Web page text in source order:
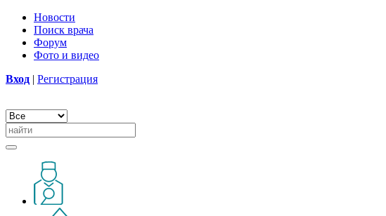
Новости
Поиск врача
Форум
Фото и видео
Вход | Регистрация